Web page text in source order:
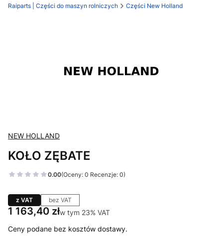
Raiparts | Części do maszyn rolniczych Części New Holland
NEW HOLLAND
KOŁO ZĘBATE
0.00(Oceny: 0 Recenzje: 0)
z VAT bez VAT
Cena
1 163,40 złw tym 23% VAT
w tym 23% VAT
Ceny podane bez kosztów dostawy.